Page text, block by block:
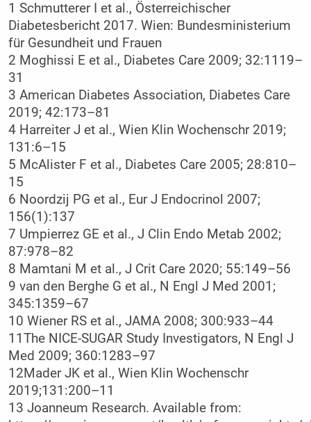
1 Schmutterer I et al., Österreichischer
Diabetesbericht 2017. Wien: Bundesministerium
für Gesundheit und Frauen
2 Moghissi E et al., Diabetes Care 2009; 32:1119–
31
3 American Diabetes Association, Diabetes Care
2019; 42:173–81
4 Harreiter J et al., Wien Klin Wochenschr 2019;
131:6–15
5 McAlister F et al., Diabetes Care 2005; 28:810–
15
6 Noordzij PG et al., Eur J Endocrinol 2007;
156(1):137
7 Umpierrez GE et al., J Clin Endo Metab 2002;
87:978–82
8 Mamtani M et al., J Crit Care 2020; 55:149–56
9 van den Berghe G et al., N Engl J Med 2001;
345:1359–67
10 Wiener RS et al., JAMA 2008; 300:933–44
11The NICE-SUGAR Study Investigators, N Engl J
Med 2009; 360:1283–97
12Mader JK et al., Wien Klin Wochenschr
2019;131:200–11
13 Joanneum Research. Available from: